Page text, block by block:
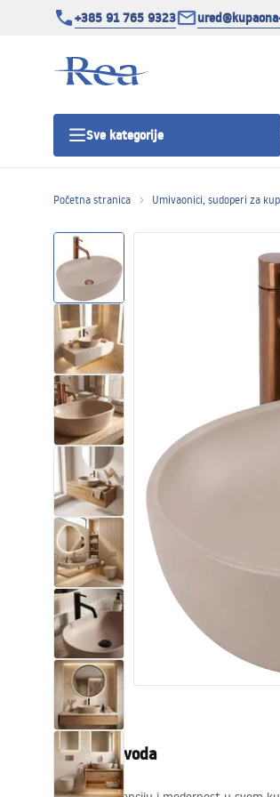
+385 91 765 9323
Sve kategorije
Tuš vrata
Tuš kade
Linearni odvodi
Zahodi, toaleti
Umivaonici
Kade i paravani
Miješalice, pipe, slavine
Tuševi
Kitchen
Kupaonski pribor
Početna stranica Umivaonici, sudoperi za
Opis proizvoda